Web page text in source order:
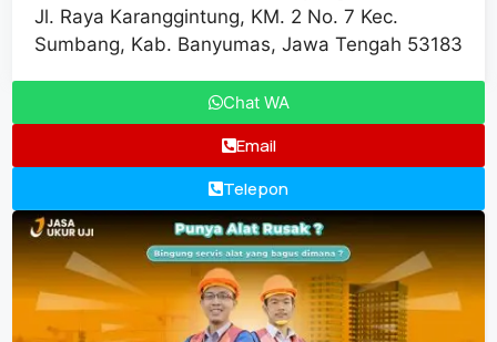
Jl. Raya Karanggintung, KM. 2 No. 7 Kec.
Sumbang, Kab. Banyumas, Jawa Tengah 53183
Chat WA
Email
Telepon